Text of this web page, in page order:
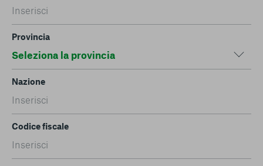
Provincia
Nazione
Codice fiscale